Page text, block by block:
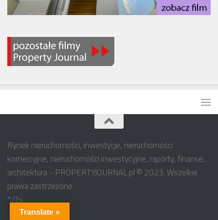
Rynek nieruchomości, inwestycje, nieruchomości
komercyjne, nieruchomości inwestycyjne, raporty, finanse,
architektura - PROPERTYJOURNAL.pl © 2023. Wszelkie
prawa zastrzeżone
*/?>
Translate »